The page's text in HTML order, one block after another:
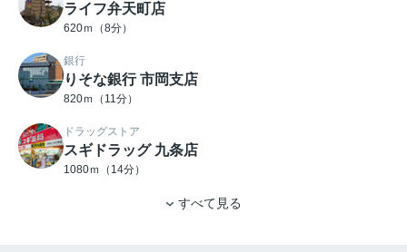
ライフ弁天町店
620ｍ（8分）
銀行
りそな銀行 市岡支店
820ｍ（11分）
ドラッグストア
スギドラッグ 九条店
1080ｍ（14分）
すべて見る